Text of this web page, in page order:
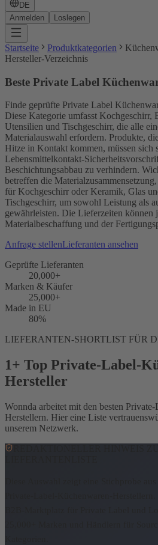
DE
Anmelden
Loslegen
Startseite Produktkategorien
Hersteller-Verzeichnis
Beste Private Label
Finde geprüfte Private Label
Diese Kategorie umfasst Kochgeschirr,
Utensilien und Tischgeschirr, die alle
Materialauswahl erfordern. Produkte,
Hitze in Kontakt kommen, müssen sich
Lebensmittelkontakt-
Beschichtungsabbau zu verhindern.
betreffen die
für Kochgeschirr oder Keramik, Glas
Tischgeschirr, um sowohl Leistung als
gewährleisten. Die Lieferzeiten können
Materialbeschaffung und der
Anfrage stellenLieferanten ansehen
Geprüfte Lieferanten
20,000+
Marken & Käufer
25,000+
Made in EU
80%
LIEFERANTEN-SHORTLIST FÜR
1+ Top Private-Label-
Hersteller
Wonnda arbeitet mit den besten
Herstellern. Hier eine Liste
unserem Netzwerk.